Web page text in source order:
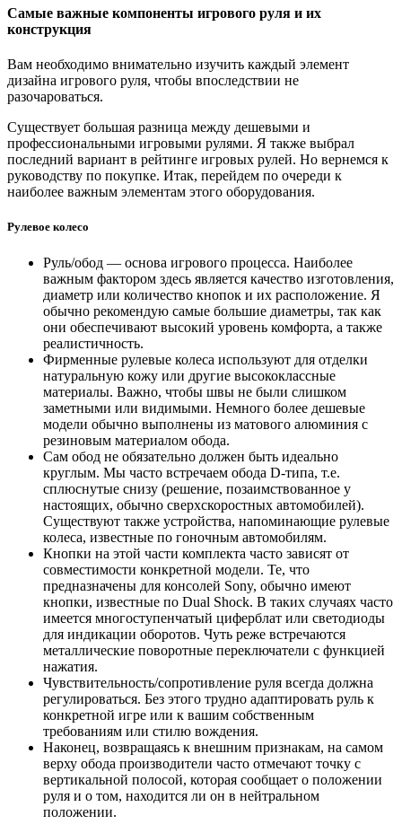
Самые важные компоненты игрового руля и их
конструкция
Вам необходимо внимательно изучить каждый элемент
дизайна игрового руля, чтобы впоследствии не
разочароваться.
Существует большая разница между дешевыми и
профессиональными игровыми рулями. Я также выбрал
последний вариант в рейтинге игровых рулей. Но вернемся к
руководству по покупке. Итак, перейдем по очереди к
наиболее важным элементам этого оборудования.
Рулевое колесо
Руль/обод — основа игрового процесса. Наиболее
важным фактором здесь является качество изготовления,
диаметр или количество кнопок и их расположение. Я
обычно рекомендую самые большие диаметры, так как
они обеспечивают высокий уровень комфорта, а также
реалистичность.
Фирменные рулевые колеса используют для отделки
натуральную кожу или другие высококлассные
материалы. Важно, чтобы швы не были слишком
заметными или видимыми. Немного более дешевые
модели обычно выполнены из матового алюминия с
резиновым материалом обода.
Сам обод не обязательно должен быть идеально
круглым. Мы часто встречаем обода D-типа, т.е.
сплюснутые снизу (решение, позаимствованное у
настоящих, обычно сверхскоростных автомобилей).
Существуют также устройства, напоминающие рулевые
колеса, известные по гоночным автомобилям.
Кнопки на этой части комплекта часто зависят от
совместимости конкретной модели. Те, что
предназначены для консолей Sony, обычно имеют
кнопки, известные по Dual Shock. В таких случаях часто
имеется многоступенчатый циферблат или светодиоды
для индикации оборотов. Чуть реже встречаются
металлические поворотные переключатели с функцией
нажатия.
Чувствительность/сопротивление руля всегда должна
регулироваться. Без этого трудно адаптировать руль к
конкретной игре или к вашим собственным
требованиям или стилю вождения.
Наконец, возвращаясь к внешним признакам, на самом
верху обода производители часто отмечают точку с
вертикальной полосой, которая сообщает о положении
руля и о том, находится ли он в нейтральном
положении.